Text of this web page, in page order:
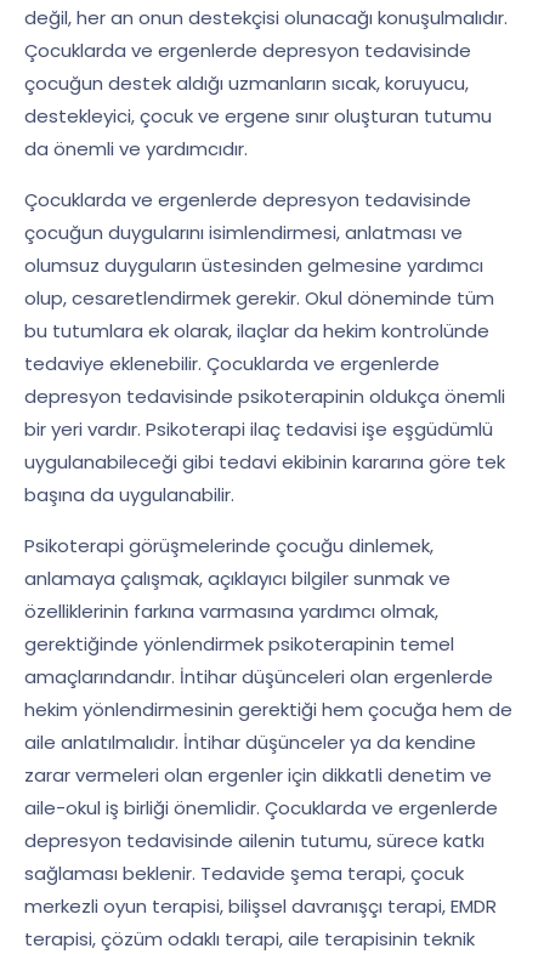
değil, her an onun destekçisi olunacağı konuşulmalıdır.
Çocuklarda ve ergenlerde depresyon tedavisinde
çocuğun destek aldığı uzmanların sıcak, koruyucu,
destekleyici, çocuk ve ergene sınır oluşturan tutumu
da önemli ve yardımcıdır.
Çocuklarda ve ergenlerde depresyon tedavisinde
çocuğun duygularını isimlendirmesi, anlatması ve
olumsuz duyguların üstesinden gelmesine yardımcı
olup, cesaretlendirmek gerekir. Okul döneminde tüm
bu tutumlara ek olarak, ilaçlar da hekim kontrolünde
tedaviye eklenebilir. Çocuklarda ve ergenlerde
depresyon tedavisinde psikoterapinin oldukça önemli
bir yeri vardır. Psikoterapi ilaç tedavisi işe eşgüdümlü
uygulanabileceği gibi tedavi ekibinin kararına göre tek
başına da uygulanabilir.
Psikoterapi görüşmelerinde çocuğu dinlemek,
anlamaya çalışmak, açıklayıcı bilgiler sunmak ve
özelliklerinin farkına varmasına yardımcı olmak,
gerektiğinde yönlendirmek psikoterapinin temel
amaçlarındandır. İntihar düşünceleri olan ergenlerde
hekim yönlendirmesinin gerektiği hem çocuğa hem de
aile anlatılmalıdır. İntihar düşünceler ya da kendine
zarar vermeleri olan ergenler için dikkatli denetim ve
aile-okul iş birliği önemlidir. Çocuklarda ve ergenlerde
depresyon tedavisinde ailenin tutumu, sürece katkı
sağlaması beklenir. Tedavide şema terapi, çocuk
merkezli oyun terapisi, bilişsel davranışçı terapi, EMDR
terapisi, çözüm odaklı terapi, aile terapisinin teknik